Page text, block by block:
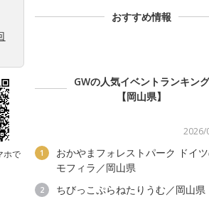
ホで
おすすめ情報
GWの人気イベントランキング
【岡山県】
2026/
1
おかやまフォレストパーク ドイ
モフィラ／岡山県
2 ちびっこぷらねたりうむ／岡山県